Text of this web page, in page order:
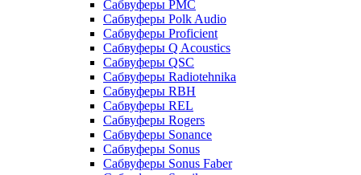
Сабвуферы PMC
Сабвуферы Polk Audio
Сабвуферы Proficient
Сабвуферы Q Acoustics
Сабвуферы QSC
Сабвуферы Radiotehnika
Сабвуферы RBH
Сабвуферы REL
Сабвуферы Rogers
Сабвуферы Sonance
Сабвуферы Sonus
Сабвуферы Sonus Faber